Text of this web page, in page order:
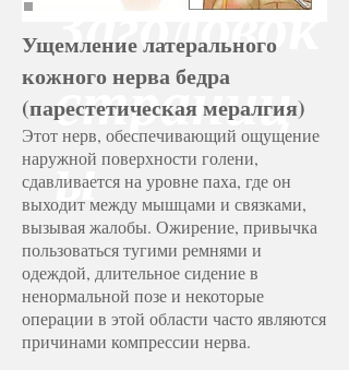
Заголовок
страниц
ы
Ущемление латерального
кожного нерва бедра
(парестетическая мералгия)
Этот нерв, обеспечивающий ощущение
наружной поверхности голени,
сдавливается на уровне паха, где он
выходит между мышцами и связками,
вызывая жалобы. Ожирение, привычка
пользоваться тугими ремнями и
одеждой, длительное сидение в
ненормальной позе и некоторые
операции в этой области часто являются
причинами компрессии нерва.